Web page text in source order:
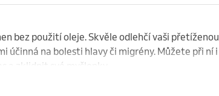
osoba se pak cítí skvěle a září zdravím.
bez použití oleje. Skvěle odlehčí vaši přetíženou
účinná na bolesti hlavy či migrény. Můžete při ní i
a zklidnit své myšlenky.